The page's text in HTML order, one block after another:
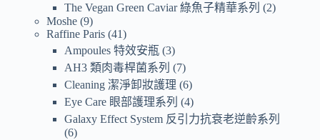
The Vegan Green Caviar 綠魚子精華系列
2
Moshe 9
Raffine Paris 41
Ampoules 特效安瓶 3
AH3 類肉毒桿菌系列
7
Cleaning 潔淨卸妝護理 6
Eye Care 眼部護理系列
4
Galaxy Effect System 反引力抗衰老逆齡系列
6